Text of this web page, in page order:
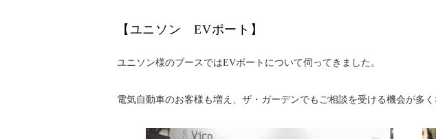
【ユニソン EVポート】
ユニソン様のブースではEVポートについて伺ってきました。
電気自動車のお客様も増え、ザ・ガーデンでもご相談を受ける機会が多く